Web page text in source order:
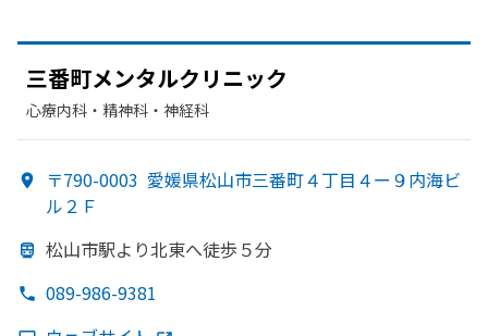
三番町メンタルクリニック
心療内科・​精神科・神経科
〒790-0003 愛媛県松山市三番町４丁目４ー９内海ビ
ル２Ｆ
松山市駅より北東へ徒歩５分
089-986-9381